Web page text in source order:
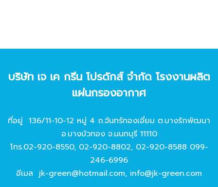
บริษัท เจ เค กรีน โปรดักส์ จํากัด โรงงานผลิต
แผ่นกรองอากาศ
ที่อยู่ 136/11-10-12 หมู่ 4 ถ.จันทร์ทองเอี่ยม ต.บางรักพัฒนา
อ.บางบัวทอง จ.นนทบุรี 11110
โทร.02-920-8550, 02-920-8802, 02-920-8588 099-
246-6996
อีเมล jk-green@hotmail.com, info@jk-green.com